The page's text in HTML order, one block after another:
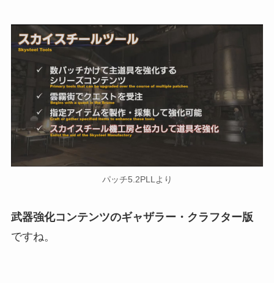
パッチ5.2PLLより
武器強化コンテンツのギャザラー・クラフター版
ですね。